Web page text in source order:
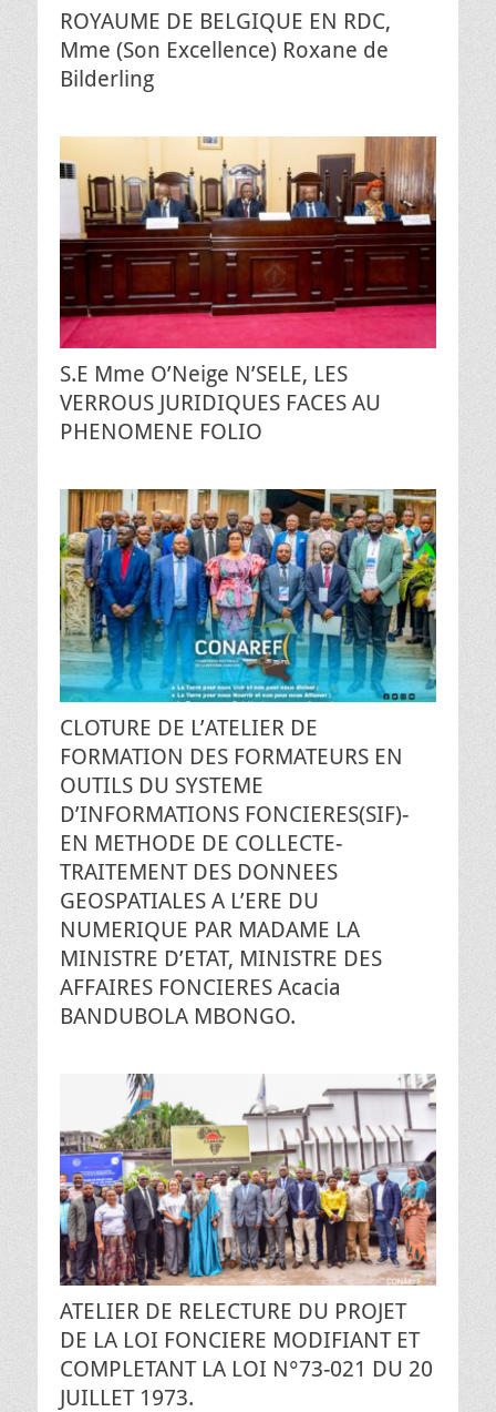
ROYAUME DE BELGIQUE EN RDC,
Mme (Son Excellence) Roxane de
Bilderling
S.E Mme O’Neige N’SELE, LES
VERROUS JURIDIQUES FACES AU
PHENOMENE FOLIO
CLOTURE DE L’ATELIER DE
FORMATION DES FORMATEURS EN
OUTILS DU SYSTEME
D’INFORMATIONS FONCIERES(SIF)-
EN METHODE DE COLLECTE-
TRAITEMENT DES DONNEES
GEOSPATIALES A L’ERE DU
NUMERIQUE PAR MADAME LA
MINISTRE D’ETAT, MINISTRE DES
AFFAIRES FONCIERES Acacia
BANDUBOLA MBONGO.
ATELIER DE RELECTURE DU PROJET
DE LA LOI FONCIERE MODIFIANT ET
COMPLETANT LA LOI N°73-021 DU 20
JUILLET 1973.